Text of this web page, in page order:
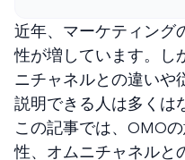
近年、マーケティング
性が増しています。し
ニチャネルとの違いや
説明できる人は多くは
この記事では、OMO
性、オムニチャネルと